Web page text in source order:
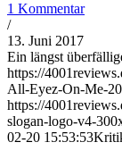
1 Kommentar
/
13. Juni 2017
Ein längst
https://
All-Eyez-On-Me-
https://
slogan-logo-v4-
02-20 15:53:53